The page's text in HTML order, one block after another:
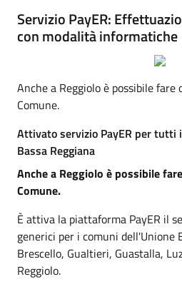
Servizio PayER:
con modalità informatiche
Anche a Reggiolo è possibile
Comune.
Attivato servizio PayER per tutti
Bassa Reggiana
Anche a Reggiolo è possibile
Comune.
È attiva la piattaforma PayER il
generici per i comuni dell'Unione
Brescello, Gualtieri, Guastalla,
Reggiolo.